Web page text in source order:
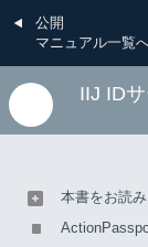
公開
マニュアル一覧
IIJ ID
楽々ワ
本書をお読